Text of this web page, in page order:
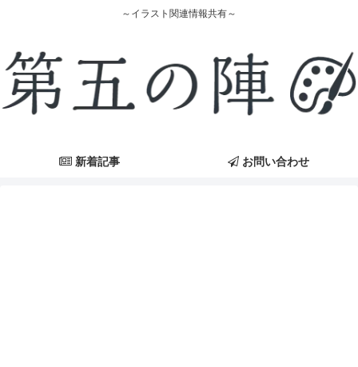
～イラスト関連情報共有～
新着記事 お問い合わせ